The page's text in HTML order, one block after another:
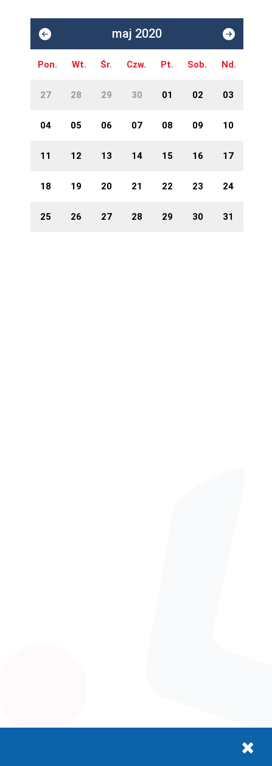
maj 2020
Pon. Wt. Śr. Czw. Pt. Sob. Nd.
27 28 29 30 01 02 03
04 05 06 07 08 09 10
11 12 13 14 15 16 17
18 19 20 21 22 23 24
25 26 27 28 29 30 31